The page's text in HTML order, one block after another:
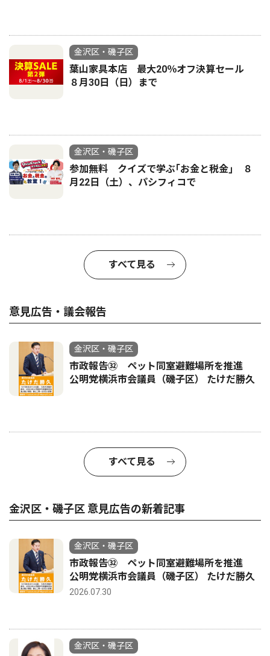
金沢区・磯子区
葉山家具本店 最大20％オフ決算セール
８月30日（日）まで
金沢区・磯子区
参加無料 クイズで学ぶ｢お金と税金｣ ８
月22日（土）、パシフィコで
すべて見る
意見広告・議会報告
金沢区・磯子区
市政報告㉜ ペット同室避難場所を推進
公明党横浜市会議員（磯子区） たけだ勝久
すべて見る
金沢区・磯子区 意見広告の新着記事
金沢区・磯子区
市政報告㉜ ペット同室避難場所を推進
公明党横浜市会議員（磯子区） たけだ勝久
2026.07.30
金沢区・磯子区